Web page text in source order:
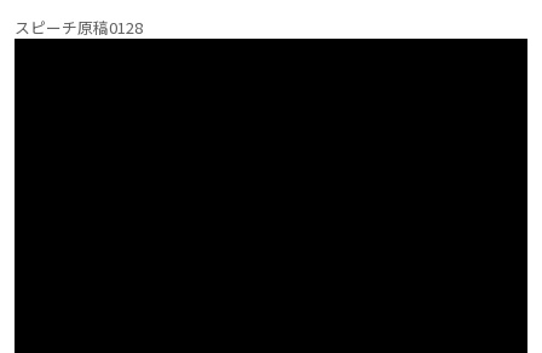
スピーチ原稿0128